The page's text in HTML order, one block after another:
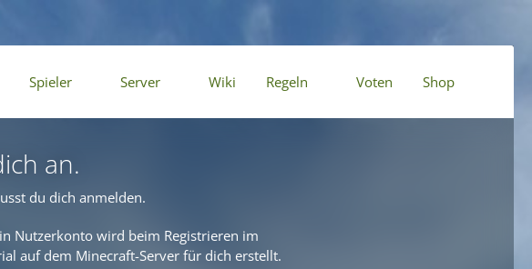
Spieler Server Wiki Regeln Voten Shop
an.
du dich anmelden.
Nutzerkonto wird beim Registrieren im
auf dem Minecraft-Server für dich erstellt.